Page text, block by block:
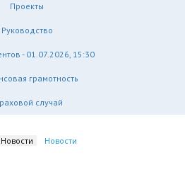
Проекты
Руководство
- 01.07.2026, 15:30
грамотность
случай
Новости Новости